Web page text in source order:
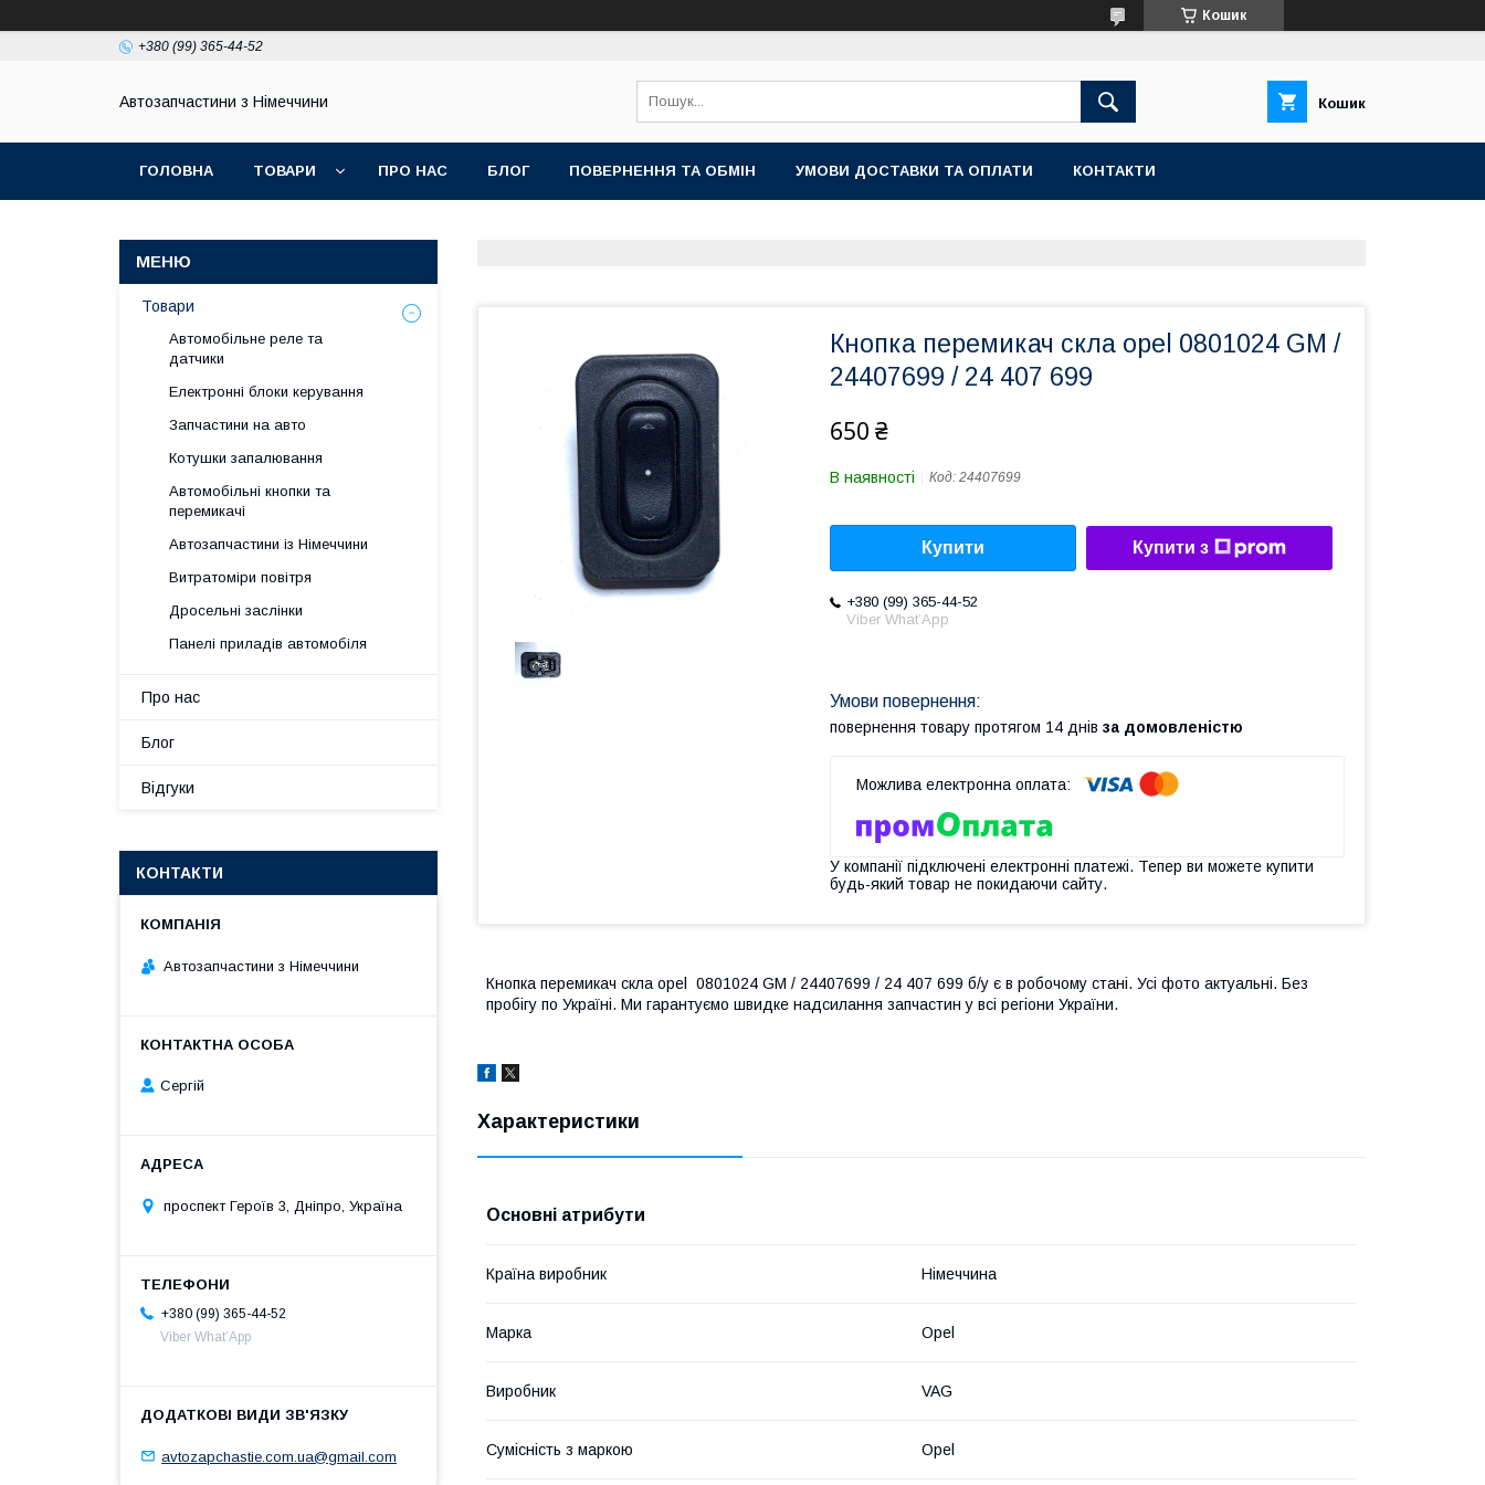
Кошик
+380 (99) 365-44-52
Автозапчастини з Німеччини Кошик
ГОЛОВНА ТОВАРИ ПРО НАС БЛОГ ПОВЕРНЕННЯ ТА ОБМІН УМОВИ ДОСТАВКИ ТА ОПЛАТИ КОНТАКТИ
Кнопка перемикач скла opel 0801024 GM /
24407699 / 24 407 699
650 ₴
В наявності Код: 24407699
Купити Купити з
+380 (99) 365-44-52
Viber What’App
повернення товару протягом 14 днів за домовленістю
У компанії підключені електронні платежі. Тепер ви можете купити
будь-який товар не покидаючи сайту.
Кнопка перемикач скла opel 0801024 GM / 24407699 / 24 407 699 б/у є в робочому стані. Усі фото актуальні. Без
пробігу по Україні. Ми гарантуємо швидке надсилання запчастин у всі регіони України.
Характеристики
Основні атрибути
Країна виробник Німеччина
Марка Opel
Виробник VAG
Сумісність з маркою Opel
Товари
Автомобільне реле та
датчики
Електронні блоки керування
Запчастини на авто
Котушки запалювання
Автомобільні кнопки та
перемикачі
Автозапчастини із Німеччини
Витратоміри повітря
Дросельні заслінки
Панелі приладів автомобіля
Про нас
Блог
Відгуки
КОНТАКТИ
Автозапчастини з Німеччини
Сергій
проспект Героїв 3, Дніпро, Україна
+380 (99) 365-44-52
Viber What’App
avtozapchastie.com.ua@gmail.com